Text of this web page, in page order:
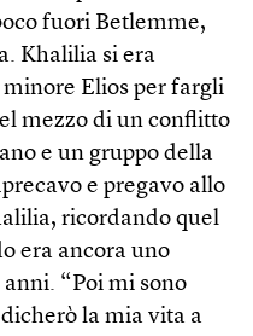
fuori Betlemme,
Khalilia si era
Elios per fargli
mezzo di un conflitto
e un gruppo della
e pregavo allo
ricordando quel
era ancora uno
“Poi mi sono
la mia vita a